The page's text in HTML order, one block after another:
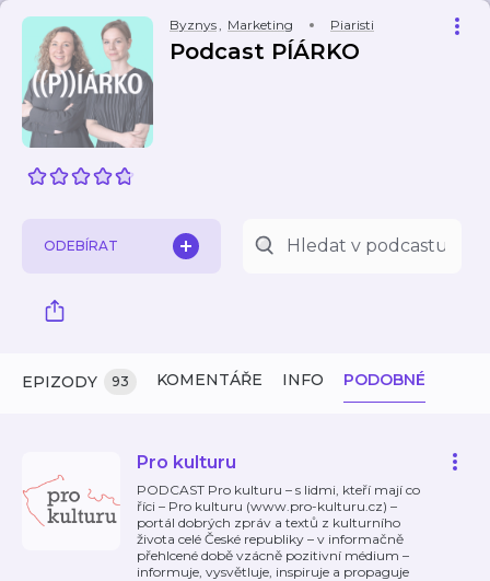
Byznys, Marketing Piaristi
Podcast PÍÁRKO
ODEBÍRAT
EPIZODY 93 KOMENTÁŘE INFO PODOBNÉ
Pro kulturu
PODCAST Pro kulturu – s lidmi, kteří mají co
říci – Pro kulturu (www.pro-kulturu.cz) –
portál dobrých zpráv a textů z kulturního
života celé České republiky – v informačně
přehlcené době vzácně pozitivní médium –
informuje, vysvětluje, inspiruje a propaguje